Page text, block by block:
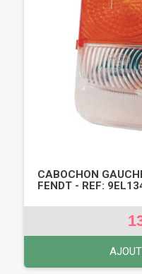
CABOCHON
FENDT - REF: